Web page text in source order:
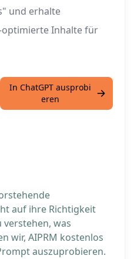
und erhalte
optimierte Inhalte für
In ChatGPT ausprobi
eren
auf ihre Richtigkeit
was
wir, AIPRM kostenlos
auszuprobieren.